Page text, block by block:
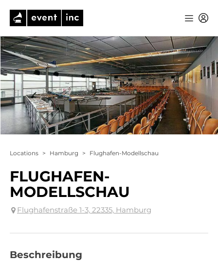
Locations > Hamburg > Flughafen-Modellschau
FLUGHAFEN-
MODELLSCHAU
Flughafenstraße 1-3, 22335, Hamburg
Beschreibung